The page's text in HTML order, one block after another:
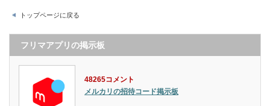
トップページに戻る
フリマアプリの掲示板
48265コメント
メルカリの招待コード掲示板